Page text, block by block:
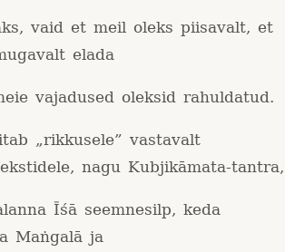
vaid et meil oleks piisavalt, et
elada
vajadused oleksid rahuldatud.
„rikkusele” vastavalt
nagu Kubjikāmata-tantra,
Īśā seemnesilp, keda
Maṅgalā ja